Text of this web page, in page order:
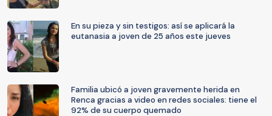
En su pieza y sin testigos: así se aplicará la
eutanasia a joven de 25 años este jueves
Familia ubicó a joven gravemente herida en
Renca gracias a video en redes sociales: tiene el
92% de su cuerpo quemado